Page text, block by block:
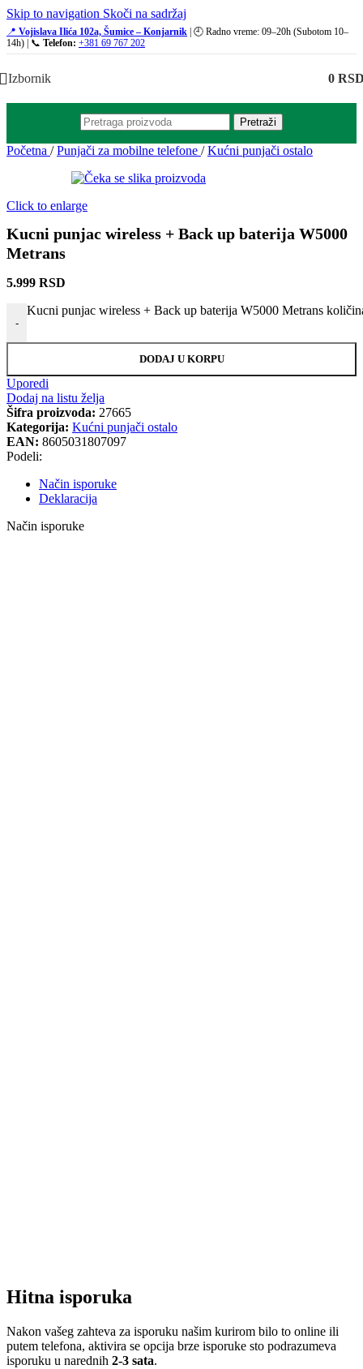
Skip to navigation Skoči na sadržaj
📍 Vojislava Ilića 102a, Šumice – Konjarnik | 🕘 Radno vreme: 09–20h (Subotom 10–
14h) | 📞 Telefon: +381 69 767 202
Izbornik 0
Pretraži
Početna / Punjači za mobilne telefone / Kućni punjači ostalo
Click to enlarge
Kucni punjac wireless + Back up baterija W5000
Metrans
5.999 RSD
-
Kucni punjac wireless + Back up baterija W5000 Metrans
DODAJ U KORPU
Uporedi
Dodaj na listu želja
Šifra proizvoda: 27665
Kategorija: Kućni punjači ostalo
EAN: 8605031807097
Podeli:
Način isporuke
Deklaracija
Način isporuke
Hitna isporuka
Nakon vašeg zahteva za isporuku našim kurirom bilo to online ili
putem telefona, aktivira se opcija brze isporuke sto podrazumeva
isporuku u narednih 2-3 sata.